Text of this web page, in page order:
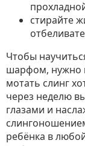
стирайте
Чтобы
шарфом, нужно
мотать слинг
через неделю
глазами и
ребёнка в